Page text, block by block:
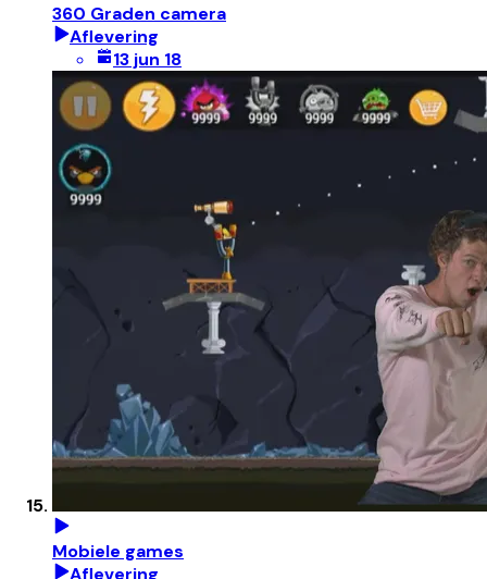
360 Graden camera
Aflevering
13 jun 18
Mobiele games
Aflevering